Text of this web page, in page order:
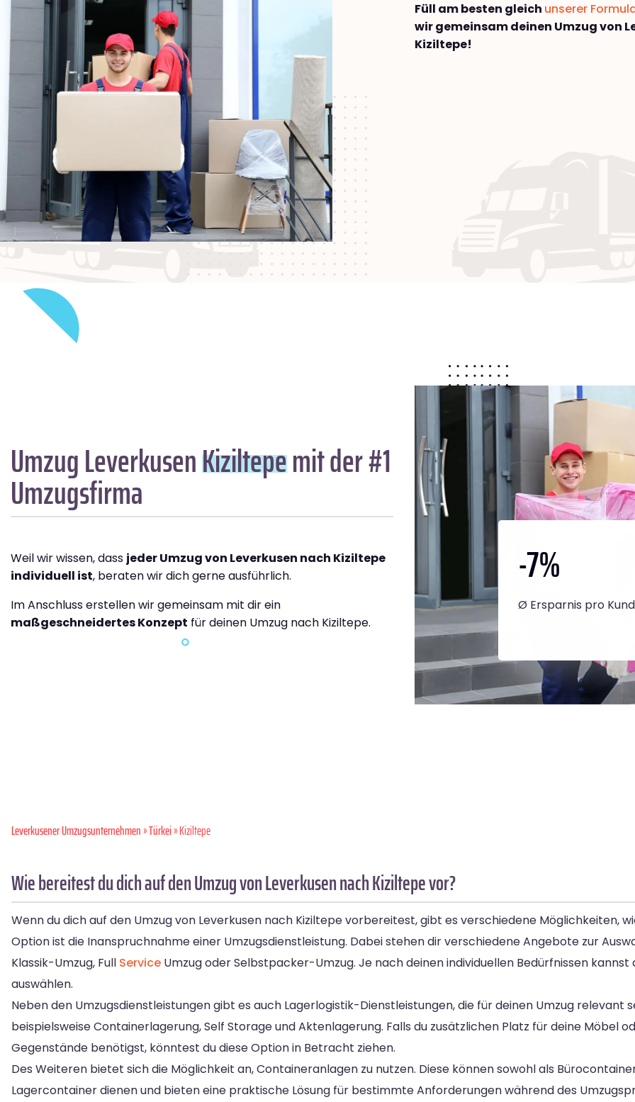
Füll am besten gleich unserer
wir gemeinsam deinen Umzug von
Kiziltepe!
Umzug LeverkusenKiziltepemit der #1
Umzugsfirma
Weil wir wissen, dass jeder Umzug von Leverkusen nach Kiziltepe
individuell ist, beraten wir dich gerne ausführlich.
Im Anschluss erstellen wir gemeinsam mit dir ein
maßgeschneidertes Konzept für deinen Umzug nach Kiziltepe.
-7%
Ø Ersparnis pro
Leverkusener Umzugsunternehmen»Türkei» Kiziltepe
Wie bereitest du dich auf den Umzug von Leverkusen nach Kiziltepe vor?
Wenn du dich auf den Umzug von Leverkusen nach Kiziltepe vorbereitest, gibt es verschiedene Möglichkeiten,
Option ist die Inanspruchnahme einer Umzugsdienstleistung. Dabei stehen dir verschiedene Angebote zur
Klassik-Umzug, Full Service Umzug oder Selbstpacker-Umzug. Je nach deinen individuellen Bedürfnissen
auswählen.
Neben den Umzugsdienstleistungen gibt es auch Lagerlogistik-Dienstleistungen, die für deinen Umzug relevant
beispielsweise Containerlagerung, Self Storage und Aktenlagerung. Falls du zusätzlichen Platz für deine Möbel
Gegenstände benötigst, könntest du diese Option in Betracht ziehen.
Des Weiteren bietet sich die Möglichkeit an, Containeranlagen zu nutzen. Diese können sowohl als
Lagercontainer dienen und bieten eine praktische Lösung für bestimmte Anforderungen während des